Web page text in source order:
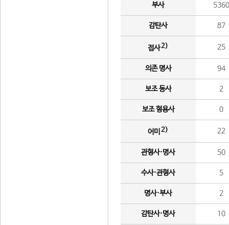
부사 5360
감탄사 87
접사2) 25
의존 명사 94
보조 동사 2
보조 형용사 0
어미 2) 22
관형사·명사 50
수사·관형사 5
명사·부사 2
감탄사·명사 10